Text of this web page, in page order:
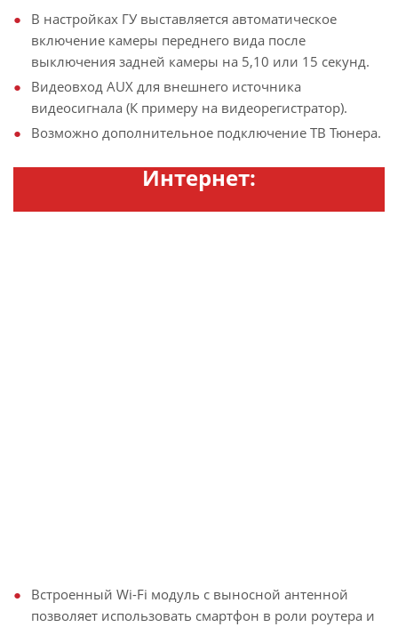
В настройках ГУ выставляется автоматическое
включение камеры переднего вида после
выключения задней камеры на 5,10 или 15 секунд.
Видеовход AUX для внешнего источника
видеосигнала (К примеру на видеорегистратор).
Возможно дополнительное подключение ТВ Тюнера.
Интернет:
Встроенный Wi-Fi модуль с выносной антенной
позволяет использовать смартфон в роли роутера и